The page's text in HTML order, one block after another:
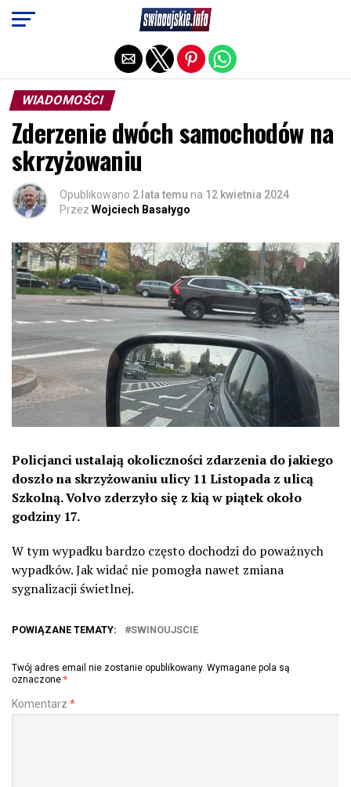
WIADOMOŚCI
Zderzenie dwóch samochodów na
skrzyżowaniu
Opublikowano 2 lata temu na 12 kwietnia 2024
Przez Wojciech Basałygo
Policjanci ustalają okoliczności zdarzenia do jakiego
doszło na skrzyżowaniu ulicy 11 Listopada z ulicą
Szkolną. Volvo zderzyło się z kią w piątek około
godziny 17.
W tym wypadku bardzo często dochodzi do poważnych
wypadków. Jak widać nie pomogła nawet zmiana
sygnalizacji świetlnej.
POWIĄZANE TEMATY: SWINOUJSCIE
Twój adres email nie zostanie opublikowany. Wymagane pola są
oznaczone *
Komentarz *
Exit mobile version